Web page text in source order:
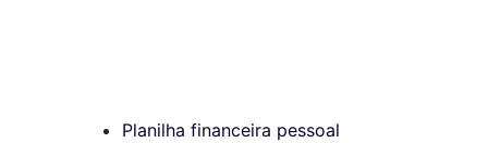
Planilha financeira pessoal